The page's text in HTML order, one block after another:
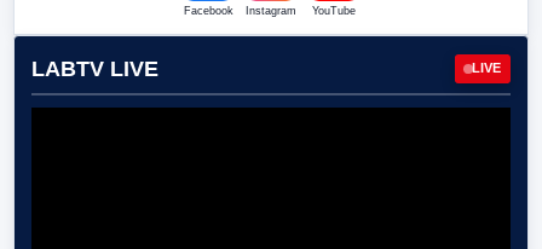
Facebook Instagram YouTube
LABTV LIVE LIVE